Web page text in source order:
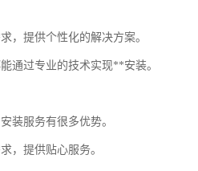
，提供个性化的解决方案。
通过专业的技术实现**安装。
装服务有很多优势。
，提供贴心服务。